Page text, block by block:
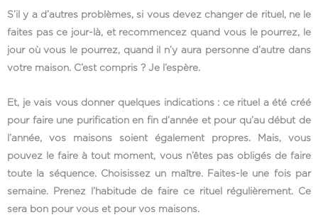
S’il y a d’autres problèmes, si vous devez changer de rituel, ne le
faites pas ce jour-là, et recommencez quand vous le pourrez, le
jour où vous le pourrez, quand il n’y aura personne d’autre dans
votre maison. C’est compris ? Je l’espère.
Et, je vais vous donner quelques indications : ce rituel a été créé
pour faire une purification en fin d’année et pour qu’au début de
l’année, vos maisons soient également propres. Mais, vous
pouvez le faire à tout moment, vous n’êtes pas obligés de faire
toute la séquence. Choisissez un maître. Faites-le une fois par
semaine. Prenez l’habitude de faire ce rituel régulièrement. Ce
sera bon pour vous et pour vos maisons.